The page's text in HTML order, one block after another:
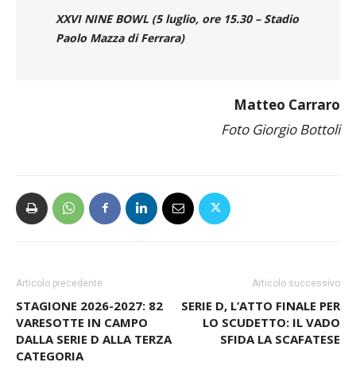
XXVI NINE BOWL (5 luglio, ore 15.30 – Stadio
Paolo Mazza di Ferrara)
Matteo Carraro
Foto Giorgio Bottoli
Articolo precedente
STAGIONE 2026-2027: 82
VARESOTTE IN CAMPO
DALLA SERIE D ALLA TERZA
CATEGORIA
Articolo successivo
SERIE D, L’ATTO FINALE PER
LO SCUDETTO: IL VADO
SFIDA LA SCAFATESE